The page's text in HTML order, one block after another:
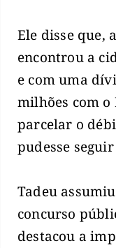
Ele disse que,
encontrou a
e com uma
milhões com o
parcelar o
pudesse
Tadeu
concurso
destacou a